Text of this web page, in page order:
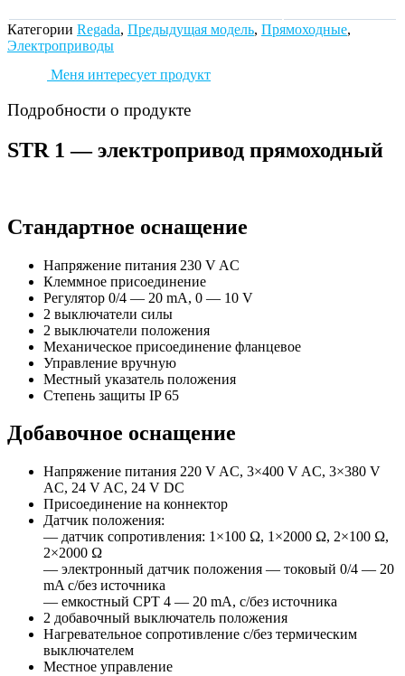
Категории Regada, Предыдущая модель, Прямоходные,
Электроприводы
Меня интересует продукт
Подробности о продукте
STR 1 — электропривод прямоходный
Стандартное оснащение
Напряжение питания 230 V AC
Клеммное присоединение
Регулятор 0/4 — 20 mA, 0 — 10 V
2 выключатели силы
2 выключатели положения
Механическое присоединение фланцевое
Управление вручную
Местный указатель положения
Степень защиты IP 65
Добавочное оснащение
Напряжение питания 220 V AC, 3×400 V AC, 3×380 V
AC, 24 V AC, 24 V DC
Присоединение на коннектор
Датчик положения:
— датчик сопротивления: 1×100 Ω, 1×2000 Ω, 2×100 Ω,
2×2000 Ω
— электронный датчик положения — токовый 0/4 — 20
mA c/без источника
— eмкостный CPT 4 — 20 mA, c/без источника
2 добавочный выключатель положения
Нагревательное сопротивление с/без термическим
выключателем
Местное управление